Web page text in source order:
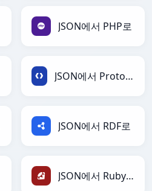
JSON에서 PHP로
JSON에서 Protobuf로
JSON에서 RDF로
JSON에서 Ruby로